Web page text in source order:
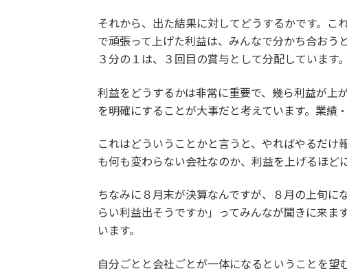
それから、出た結果に対してどうするかです。
で頑張って上げた利益は、みんなで分かち合お
３分の１は、３回目の賞与として分配しています。
利益をどうするかは非常に重要で、幾ら利益が
を明確にすることが大事だと考えています。業績
これはどういうことかと言うと、やればやるだけ
も何も変わらない会社なのか、利益を上げるほど
ちなみに８月末が決算なんですが、８月の上旬
らい利益出そうですか」ってみんなが聞きに来
います。
自分ごとと会社ごとが一体になるということを